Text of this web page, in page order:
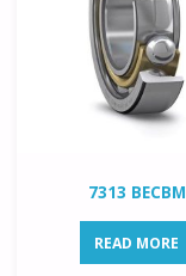
7313 BECBM
READ MORE